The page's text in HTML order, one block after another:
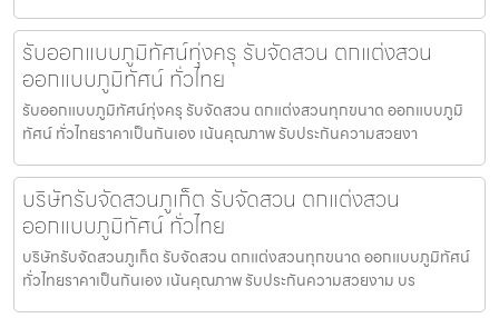
รับออกแบบภูมิทัศน์ทุ่งครุ รับจัดสวน ตกแต่งสวน
ออกแบบภูมิทัศน์ ทั่วไทย
รับออกแบบภูมิทัศน์ทุ่งครุ รับจัดสวน ตกแต่งสวนทุกขนาด ออกแบบภูมิ
ทัศน์ ทั่วไทยราคาเป็นกันเอง เน้นคุณภาพ รับประกันความสวยงา
บริษัทรับจัดสวนภูเก็ต รับจัดสวน ตกแต่งสวน
ออกแบบภูมิทัศน์ ทั่วไทย
บริษัทรับจัดสวนภูเก็ต รับจัดสวน ตกแต่งสวนทุกขนาด ออกแบบภูมิทัศน์
ทั่วไทยราคาเป็นกันเอง เน้นคุณภาพ รับประกันความสวยงาม บร